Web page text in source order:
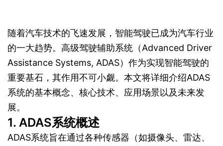
随着汽车技术的飞速发展，智能驾驶已成为汽车行业
的一大趋势。高级驾驶辅助系统（Advanced Driver
Assistance Systems, ADAS）作为实现智能驾驶的
重要基石，其作用不可小觑。本文将详细介绍ADAS
系统的基本概念、核心技术、应用场景以及未来发
展。
1. ADAS系统概述
ADAS系统旨在通过各种传感器（如摄像头、雷达、